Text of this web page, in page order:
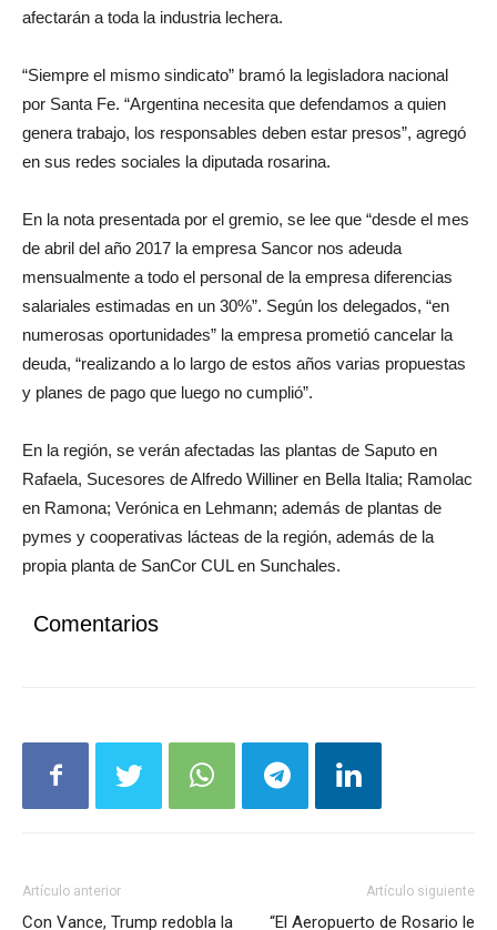
afectarán a toda la industria lechera.
“Siempre el mismo sindicato” bramó la legisladora nacional
por Santa Fe. “Argentina necesita que defendamos a quien
genera trabajo, los responsables deben estar presos”, agregó
en sus redes sociales la diputada rosarina.
En la nota presentada por el gremio, se lee que “desde el mes
de abril del año 2017 la empresa Sancor nos adeuda
mensualmente a todo el personal de la empresa diferencias
salariales estimadas en un 30%”. Según los delegados, “en
numerosas oportunidades” la empresa prometió cancelar la
deuda, “realizando a lo largo de estos años varias propuestas
y planes de pago que luego no cumplió”.
En la región, se verán afectadas las plantas de Saputo en
Rafaela, Sucesores de Alfredo Williner en Bella Italia; Ramolac
en Ramona; Verónica en Lehmann; además de plantas de
pymes y cooperativas lácteas de la región, además de la
propia planta de SanCor CUL en Sunchales.
Comentarios
Artículo anterior
Con Vance, Trump redobla la
Artículo siguiente
“El Aeropuerto de Rosario le